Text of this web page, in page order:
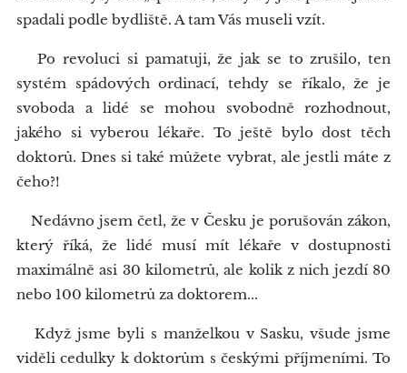
spadali podle bydliště. A tam Vás museli vzít.
Po revoluci si pamatuji, že jak se to zrušilo, ten
systém spádových ordinací, tehdy se říkalo, že je
svoboda a lidé se mohou svobodně rozhodnout,
jakého si vyberou lékaře. To ještě bylo dost těch
doktorů. Dnes si také můžete vybrat, ale jestli máte z
čeho?!
Nedávno jsem četl, že v Česku je porušován zákon,
který říká, že lidé musí mít lékaře v dostupnosti
maximálně asi 30 kilometrů, ale kolik z nich jezdí 80
nebo 100 kilometrů za doktorem...
Když jsme byli s manželkou v Sasku, všude jsme
viděli cedulky k doktorům s českými příjmeními. To